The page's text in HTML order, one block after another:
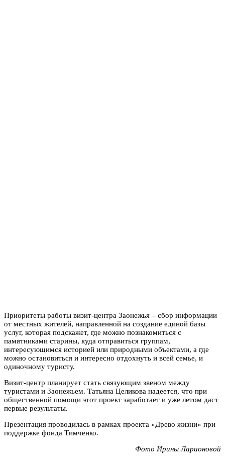
Приоритеты работы визит-центра Заонежья – сбор информации
от местных жителей, направленной на создание единой базы
услуг, которая подскажет, где можно познакомиться с
памятниками старины, куда отправиться группам,
интересующимся историей или природными объектами, а где
можно остановиться и интересно отдохнуть и всей семье, и
одиночному туристу.
Визит-центр планирует стать связующим звеном между
туристами и Заонежьем. Татьяна Целикова надеется, что при
общественной помощи этот проект заработает и уже летом даст
первые результаты.
Презентация проводилась в рамках проекта «Древо жизни» при
поддержке фонда Тимченко.
Фото Ирины Ларионовой